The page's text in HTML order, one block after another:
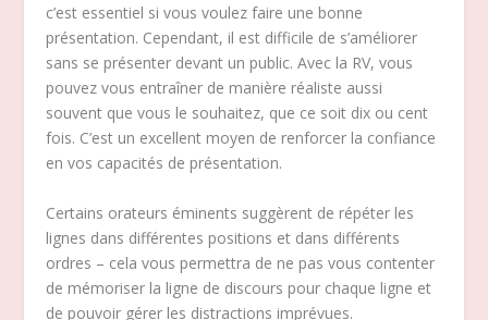
c’est essentiel si vous voulez faire une bonne
présentation. Cependant, il est difficile de s’améliorer
sans se présenter devant un public. Avec la RV, vous
pouvez vous entraîner de manière réaliste aussi
souvent que vous le souhaitez, que ce soit dix ou cent
fois. C’est un excellent moyen de renforcer la confiance
en vos capacités de présentation.
Certains orateurs éminents suggèrent de répéter les
lignes dans différentes positions et dans différents
ordres – cela vous permettra de ne pas vous contenter
de mémoriser la ligne de discours pour chaque ligne et
de pouvoir gérer les distractions imprévues.